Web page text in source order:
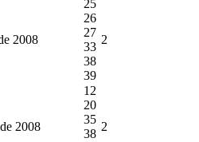
2008
25
26
27
33
38
39
2
2008
12
20
35
38
2